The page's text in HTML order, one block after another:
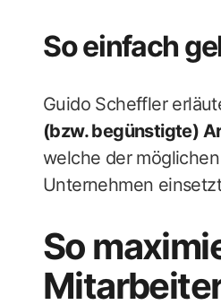
So einfach
Guido Scheffler
(bzw. begünstigte)
welche der
Unternehmen
So